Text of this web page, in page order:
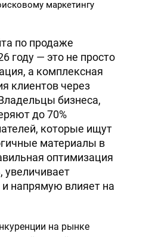
маркетингу
по продаже
году — это не просто
а комплексная
клиентов через
бизнеса,
до 70%
которые ищут
материалы в
оптимизация
напрямую влияет на
на рынке